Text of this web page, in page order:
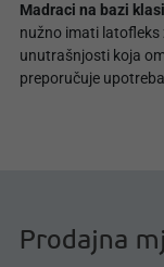
Madraci na bazi
nužno imati
unutrašnjosti koja
preporučuje
Prodajna